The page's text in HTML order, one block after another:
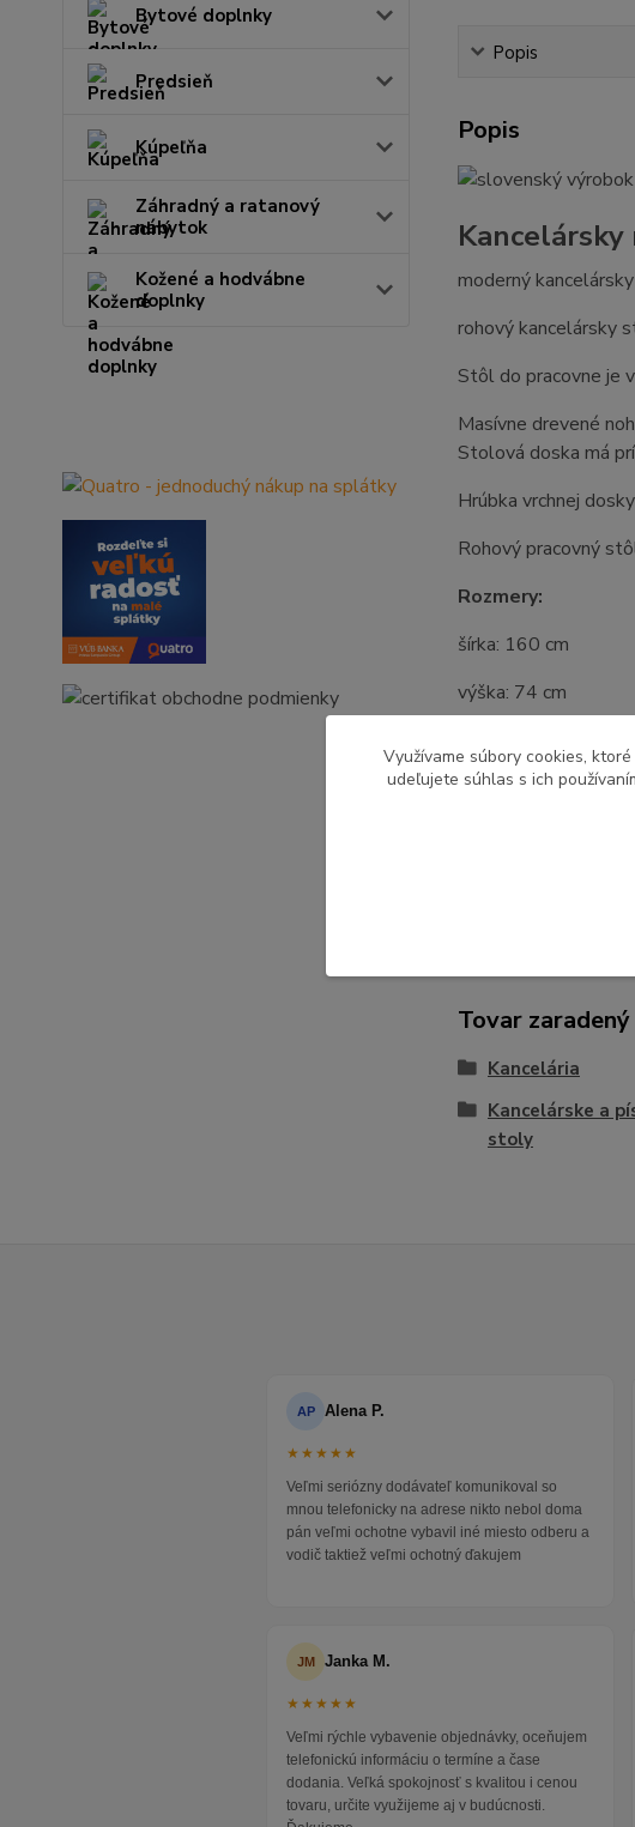
Bytové doplnky
Predsieň
Kúpeľňa
Záhradný a ratanový
nábytok
Kožené a hodvábne
doplnky
Popis
Popis
Kancelársky
moderný
rohový kancelársky
Stôl do pracovne je
Masívne drevené
Stolová doska má
Hrúbka vrchnej
Rohový pracovný
Rozmery:
šírka: 160 cm
výška: 74 cm
Tovar
Kancelária
Kancelárske a
stoly
AP Alena P.
★★★★★
Veľmi seriózny dodávateľ komunikoval so
mnou telefonicky na adrese nikto nebol doma
pán veľmi ochotne vybavil iné miesto odberu a
vodič taktiež veľmi ochotný ďakujem
JM Janka M.
★★★★★
Veľmi rýchle vybavenie objednávky, oceňujem
telefonickú informáciu o termíne a čase
dodania. Veľká spokojnosť s kvalitou i cenou
tovaru, určite využijeme aj v budúcnosti.
Využívame súbory cookies,
udeľujete súhlas s ich